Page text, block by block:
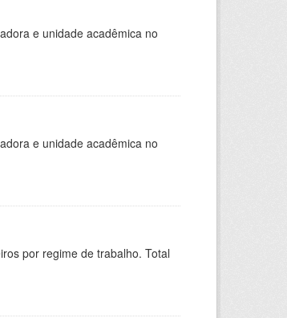
e unidade acadêmica no
e unidade acadêmica no
por regime de trabalho. Total